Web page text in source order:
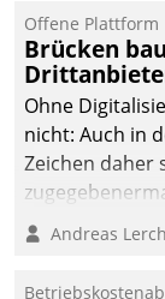
Offene Plattform
Brücken
Ohne
nicht: Auch in
Zeichen daher
Branchen.
Andreas